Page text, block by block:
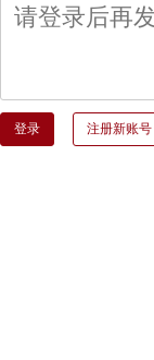
登录 注册新账号